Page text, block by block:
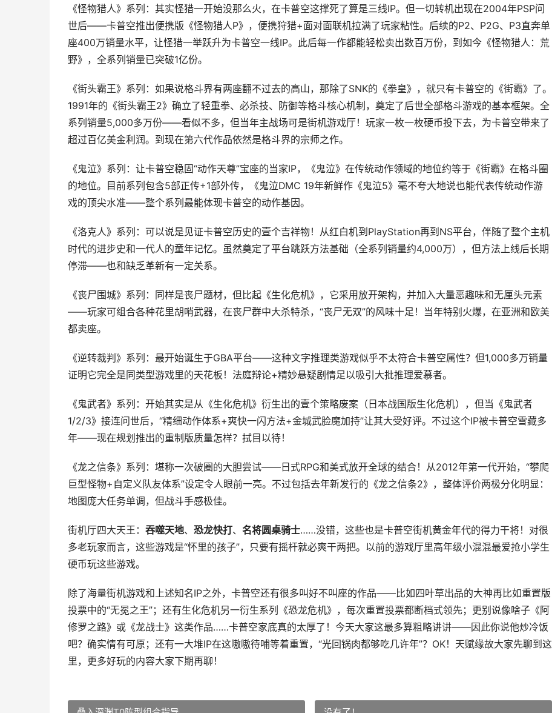
《怪物猎人》系列：其实怪猎一开始没那么火，在卡普空这撑死了算是三线IP。但一切转机出现在2004年PSP问
世后——卡普空推出便携版《怪物猎人P》，便携狩猎+面对面联机拉满了玩家粘性。后续的P2、P2G、P3直奔单
座400万销量水平，让怪猎一举跃升为卡普空一线IP。此后每一作都能轻松卖出数百万份，到如今《怪物猎人：荒
野》，全系列销量已突破1亿份。
《街头霸王》系列：如果说格斗界有两座翻不过去的高山，那除了SNK的《拳皇》，就只有卡普空的《街霸》了。
1991年的《街头霸王2》确立了轻重拳、必杀技、防御等格斗核心机制，奠定了后世全部格斗游戏的基本框架。全
系列销量5,000多万份——看似不多，但当年主战场可是街机游戏厅！玩家一枚一枚硬币投下去，为卡普空带来了
超过百亿美金利润。到现在第六代作品依然是格斗界的宗师之作。
《鬼泣》系列：让卡普空稳固“动作天尊”宝座的当家IP，《鬼泣》在传统动作领域的地位约等于《街霸》在格斗圈
的地位。目前系列包含5部正传+1部外传，《鬼泣DMC 19年新鲜作《鬼泣5》毫不夸大地说也能代表传统动作游
戏的顶尖水准——整个系列最能体现卡普空的动作基因。
《洛克人》系列：可以说是见证卡普空历史的壹个吉祥物！从红白机到PlayStation再到NS平台，伴随了整个主机
时代的进步史和一代人的童年记忆。虽然奠定了平台跳跃方法基础（全系列销量约4,000万），但方法上线后长期
停滞——也和缺乏革新有一定关系。
《丧尸围城》系列：同样是丧尸题材，但比起《生化危机》，它采用放开架构，并加入大量恶趣味和无厘头元素
——玩家可组合各种花里胡哨武器，在丧尸群中大杀特杀，“丧尸无双”的风味十足！当年特别火爆，在亚洲和欧美
都卖座。
《逆转裁判》系列：最开始诞生于GBA平台——这种文字推理类游戏似乎不太符合卡普空属性？但1,000多万销量
证明它完全是同类型游戏里的天花板！法庭辩论+精妙悬疑剧情足以吸引大批推理爱慕者。
《鬼武者》系列：开始其实是从《生化危机》衍生出的壹个策略废案（日本战国版生化危机），但当《鬼武者
1/2/3》接连问世后，“精细动作体系+爽快一闪方法+金城武脸魔加持”让其大受好评。不过这个IP被卡普空雪藏多
年——现在规划推出的重制版质量怎样？拭目以待！
《龙之信条》系列：堪称一次破圈的大胆尝试——日式RPG和美式放开全球的结合！从2012年第一代开始，“攀爬
巨型怪物+自定义队友体系”设定令人眼前一亮。不过包括去年新发行的《龙之信条2》，整体评价两极分化明显：
地图庞大任务单调，但战斗手感极佳。
街机厅四大天王： 吞噬天地、 恐龙快打、 名将圆桌骑士……没错，这些也是卡普空街机黄金年代的得力干将！对很
多老玩家而言，这些游戏是“怀里的孩子”，只要有摇杆就必爽干两把。以前的游戏厅里高年级小混混最爱抢小学生
硬币玩这些游戏。
除了海量街机游戏和上述知名IP之外，卡普空还有很多叫好不叫座的作品——比如四叶草出品的大神再比如重置版
投票中的“无冕之王”；还有生化危机另一衍生系列《恐龙危机》，每次重置投票都断档式领先；更别说像啥子《阿
修罗之路》或《龙战士》这类作品……卡普空家底真的太厚了！今天大家这最多算粗略讲讲——因此你说他炒冷饭
吧？确实情有可原；还有一大堆IP在这嗷嗷待哺等着重置，“光回锅肉都够吃几许年”？OK！天赋缘故大家先聊到这
里，更多好玩的内容大家下期再聊！